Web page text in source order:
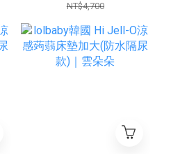
NT$4,700